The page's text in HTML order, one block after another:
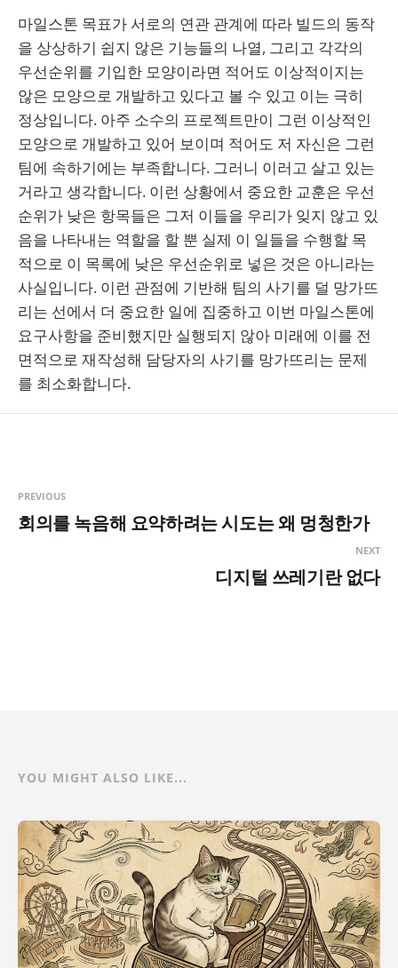
마일스톤 목표가 서로의 연관 관계에 따라 빌드의 동작
을 상상하기 쉽지 않은 기능들의 나열, 그리고 각각의
우선순위를 기입한 모양이라면 적어도 이상적이지는
않은 모양으로 개발하고 있다고 볼 수 있고 이는 극히
정상입니다. 아주 소수의 프로젝트만이 그런 이상적인
모양으로 개발하고 있어 보이며 적어도 저 자신은 그런
팀에 속하기에는 부족합니다. 그러니 이러고 살고 있는
거라고 생각합니다. 이런 상황에서 중요한 교훈은 우선
순위가 낮은 항목들은 그저 이들을 우리가 잊지 않고 있
음을 나타내는 역할을 할 뿐 실제 이 일들을 수행할 목
적으로 이 목록에 낮은 우선순위로 넣은 것은 아니라는
사실입니다. 이런 관점에 기반해 팀의 사기를 덜 망가뜨
리는 선에서 더 중요한 일에 집중하고 이번 마일스톤에
요구사항을 준비했지만 실행되지 않아 미래에 이를 전
면적으로 재작성해 담당자의 사기를 망가뜨리는 문제
를 최소화합니다.
PREVIOUS
회의를 녹음해 요약하려는 시도는 왜 멍청한가
NEXT
디지털 쓰레기란 없다
YOU MIGHT ALSO LIKE...